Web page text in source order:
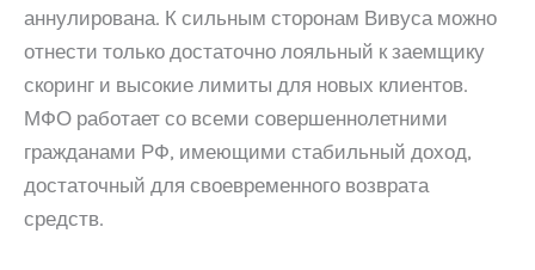
аннулирована. К сильным сторонам Вивуса можно
отнести только достаточно лояльный к заемщику
скоринг и высокие лимиты для новых клиентов.
МФО работает со всеми совершеннолетними
гражданами РФ, имеющими стабильный доход,
достаточный для своевременного возврата
средств.